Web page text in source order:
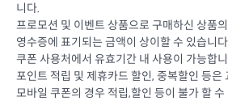
니다.
프로모션 및 이벤트 상품으로 구매하신 상품
영수증에 표기되는 금액이 상이할 수 있습니
쿠폰 사용처에서 유효기간 내 사용이 가능합
포인트 적립 및 제휴카드 할인, 중복할인 등은
모바일 쿠폰의 경우 적립,할인 등이 불가 할 수